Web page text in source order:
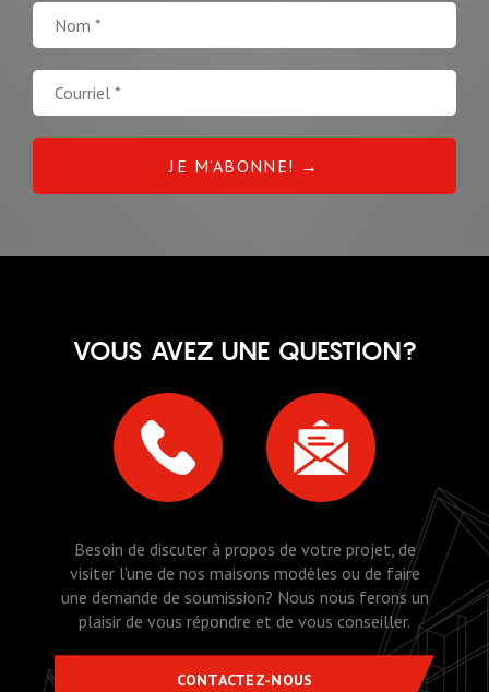
VOUS AVEZ UNE QUESTION?
Besoin de discuter à propos de votre projet, de
visiter l'une de nos maisons modèles ou de faire
une demande de soumission? Nous nous ferons un
plaisir de vous répondre et de vous conseiller.
CONTACTEZ-NOUS